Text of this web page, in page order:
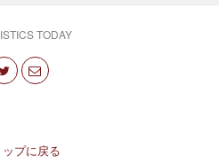
TODAY
ップに戻る